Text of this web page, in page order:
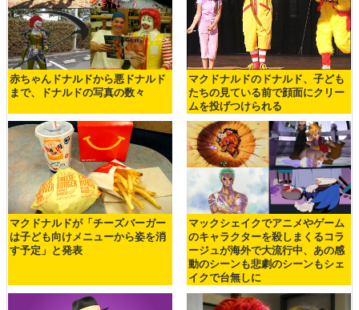
赤ちゃんドナルドから悪ドナルド
まで、ドナルドの写真の数々
マクドナルドのドナルド、子ども
たちの見ている前で顔面にクリー
ムを投げつけられる
マクドナルドが「チーズバーガー
は子ども向けメニューから姿を消
す予定」と発表
マックシェイクでアニメやゲーム
のキャラクターを殺しまくるコラ
ージュが海外で大流行中、あの感
動のシーンも悲劇のシーンもシェ
イクで台無しに